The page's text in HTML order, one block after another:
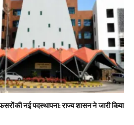
की नई पदस्थापना: राज्य शासन ने जारी किया